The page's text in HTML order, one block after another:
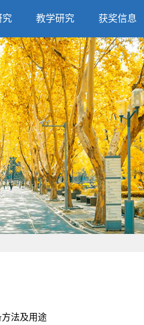
究 教学研究 获奖信息
法及用途